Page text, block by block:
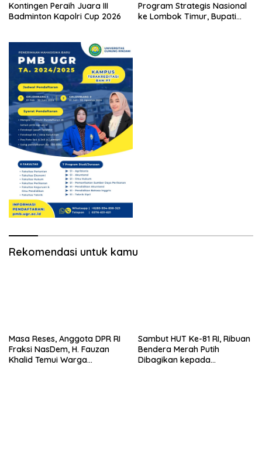
Kontingen Peraih Juara III
Badminton Kapolri Cup 2026
Program Strategis Nasional
ke Lombok Timur, Bupati
Rekomendasi untuk kamu
Masa Reses, Anggota DPR RI
Fraksi NasDem, H. Fauzan
Khalid Temui Warga
Sambut HUT Ke-81 RI, Ribuan
Bendera Merah Putih
Dibagikan kepada